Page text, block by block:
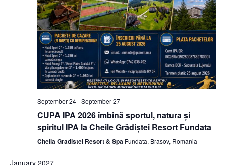
September 24-September 27
CUPA IPA 2026 îmbină sportul, natura și
spiritul IPA la Cheile Grădiștei Resort Fundata
Cheila Gradistei Resort & Spa Fundata, Brasov, Romania